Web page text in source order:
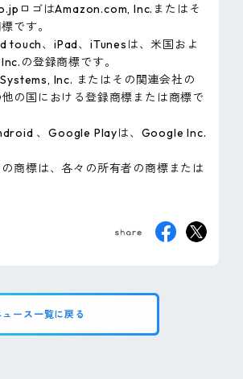
ロゴはAmazon.com, Inc.またはそ
です。
touch、iPad、iTunesは、米国およ
の登録商標です。
Inc. またはその関連会社の
の国における登録商標または商標で
、Google Playは、Google Inc.
商標は、各々の所有者の商標または
ュース一覧に戻る